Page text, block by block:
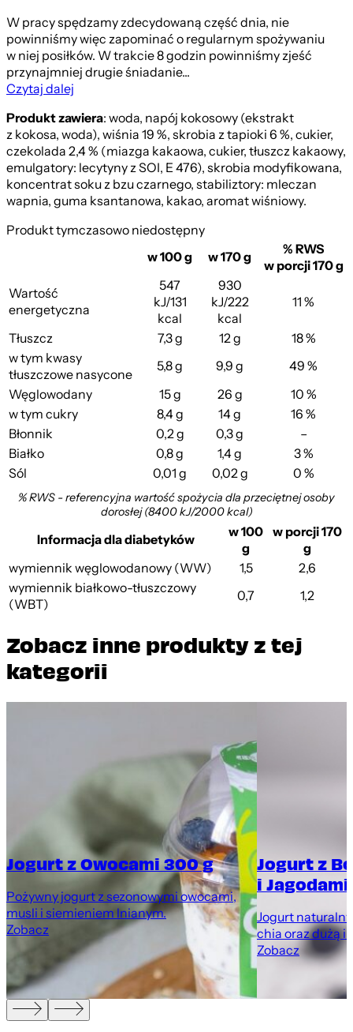
W pracy spędzamy zdecydowaną część dnia, nie
powinniśmy więc zapominać o regularnym spożywaniu
w niej posiłków. W trakcie 8 godzin powinniśmy zjeść
przynajmniej drugie śniadanie...
Czytaj dalej
Produkt zawiera: woda, napój kokosowy (ekstrakt
z kokosa, woda), wiśnia 19 %, skrobia z tapioki 6 %, cukier,
czekolada 2,4 % (miazga kakaowa, cukier, tłuszcz kakaowy,
emulgatory: lecytyny z SOI, E 476), skrobia modyfikowana,
koncentrat soku z bzu czarnego, stabiliztory: mleczan
wapnia, guma ksantanowa, kakao, aromat wiśniowy.
Produkt tymczasowo niedostępny
w 100 g
w 170 g
% RWS
w porcji 170 g
Wartość
energetyczna
547
kJ/131
kcal
930
kJ/222
kcal
11 %
Tłuszcz 7,3 g 12 g
18 %
w tym kwasy
tłuszczowe nasycone
5,8 g 9,9 g
49 %
Węglowodany
15 g 26 g
10 %
w tym cukry
8,4 g 14 g
16 %
Błonnik
0,2 g 0,3 g
–
Białko
0,8 g 1,4 g
3 %
Sól
0,01 g 0,02 g 0 %
% RWS - referencyjna wartość spożycia dla przeciętnej osoby
dorosłej (8400 kJ/2000 kcal)
Informacja dla diabetyków
w 100
g
w porcji 170
g
wymiennik węglowodanowy (WW)
1,5
2,6
wymiennik białkowo-tłuszczowy
(WBT)
0,7 1,2
Zobacz inne produkty z tej
kategorii
Jogurt z Owocami 300 g
Pożywny jogurt z sezonowymi owocami,
musli i siemieniem lnianym.
Zobacz
Jogurt z
i
Jogurt
chia oraz dużą
Zobacz